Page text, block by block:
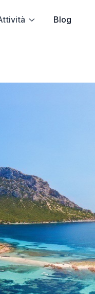
Blog